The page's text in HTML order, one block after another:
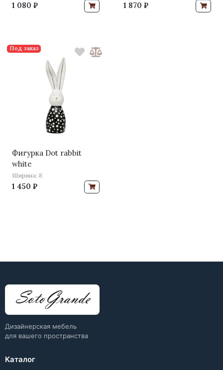
1 080 ₽
1 870 ₽
Фигурка Dot rabbit
white
Ширина: 8
1 450 ₽
Под заказ
Дизайнерская мебель
для вашего пространства
Каталог